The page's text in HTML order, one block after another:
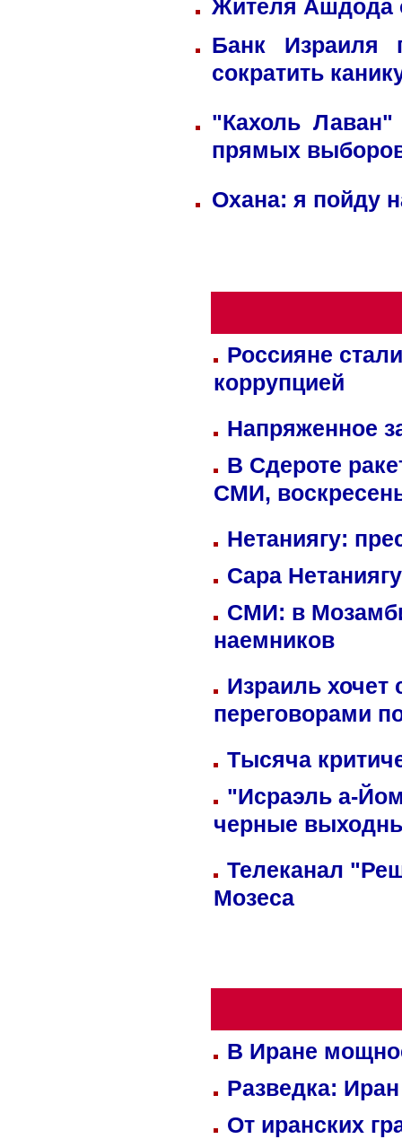
Жителя Ашдода
Банк Израиля
сократить
"Кахоль
прямых
Охана: я пойду
Россияне
коррупцией
Напряженное
В Сдероте
СМИ,
Нетаниягу:
Сара
СМИ: в
наемников
Израиль хочет
переговорами
Тысяча
"Исраэль а-
черные
Телеканал
Мозеса
В Иране
Разведка:
От иранских